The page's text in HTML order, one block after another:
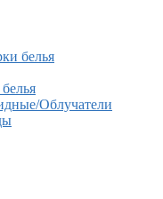
белья
Облучатели